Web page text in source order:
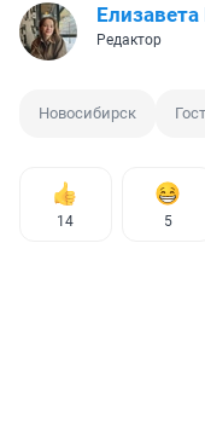
Елизавета
Редактор
Новосибирск
14 5